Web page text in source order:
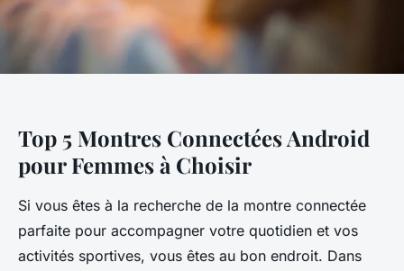
Top 5 Montres Connectées Android
pour Femmes à Choisir
Si vous êtes à la recherche de la montre connectée
parfaite pour accompagner votre quotidien et vos
activités sportives, vous êtes au bon endroit. Dans